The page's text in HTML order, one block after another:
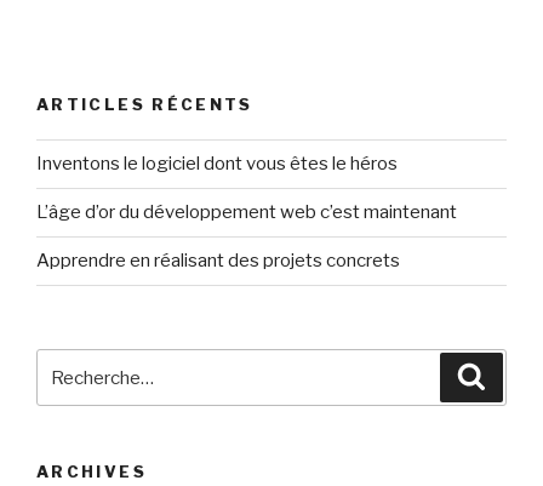
ARTICLES RÉCENTS
Inventons le logiciel dont vous êtes le héros
L’âge d’or du développement web c’est maintenant
Apprendre en réalisant des projets concrets
ARCHIVES